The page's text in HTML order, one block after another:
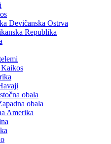
Devičanska Ostrva
Republika
obala
obala
Amerika